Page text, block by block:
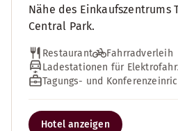
Nähe des
Central Park.
Restaurant
Fahrradverleih
Ladestationen für
Tagungs- und
Hotel anzeigen